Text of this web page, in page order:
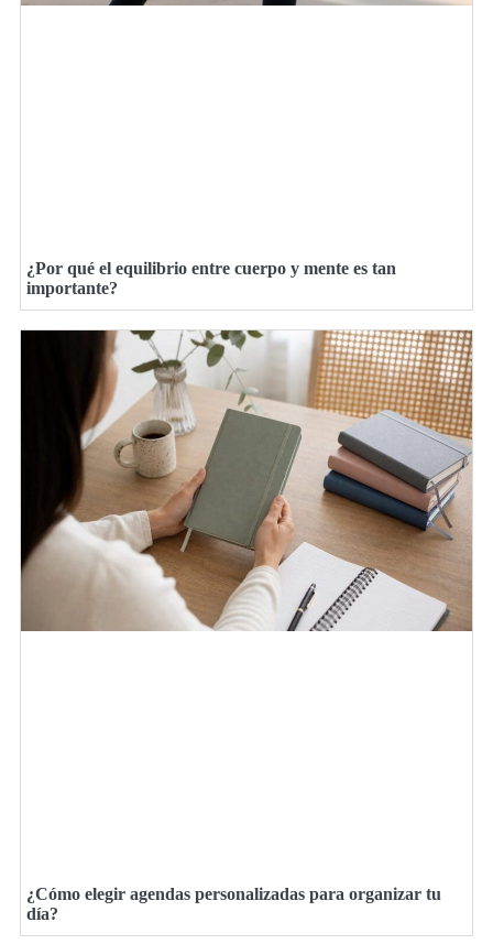
¿Por qué el equilibrio entre cuerpo y mente es tan
importante?
¿Cómo elegir agendas personalizadas para organizar tu
día?